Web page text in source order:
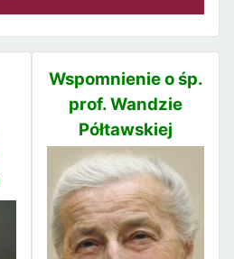
Wspomnienie o śp.
prof. Wandzie
Półtawskiej